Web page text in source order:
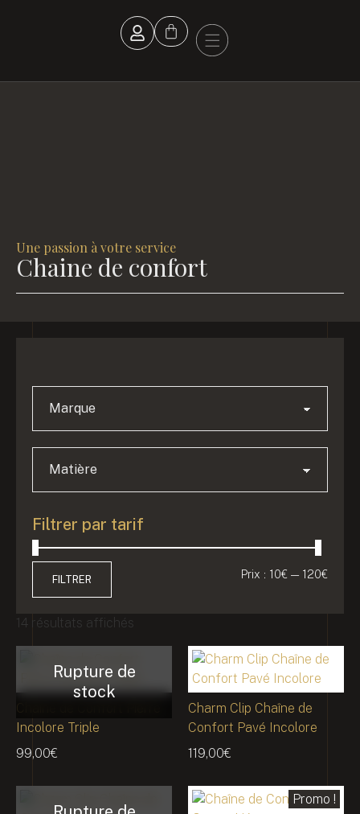
Une passion à votre service
Chaine de confort
Filtrer par tarif
FILTRER Prix : 10€ — 120€
14 résultats affichés
Chaîne de Confort Pierre
Incolore Triple
99,00€
Charm Clip Chaîne de
Confort Pavé Incolore
119,00€
Promo !